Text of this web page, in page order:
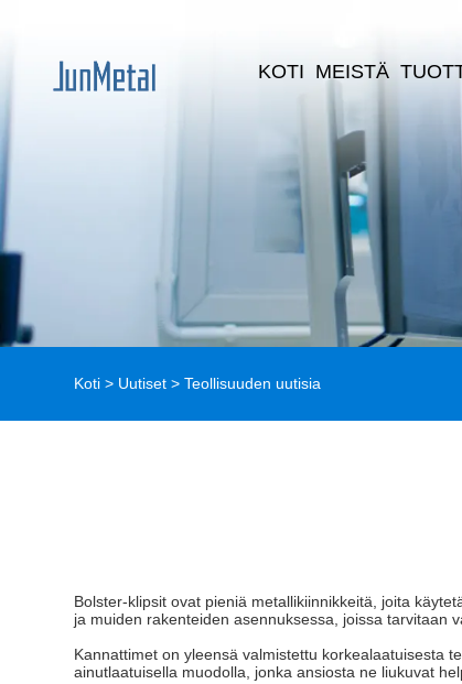
KOTI MEISTÄ
Koti > Uutiset >Teollisuuden uutisia
Bolster-klipsit ovat pieniä metallikiinnikkeitä, joita
ja muiden rakenteiden asennuksessa, joissa tarvitaan
Kannattimet on yleensä valmistettu korkealaatuisesta
ainutlaatuisella muodolla, jonka ansiosta ne liukuvat